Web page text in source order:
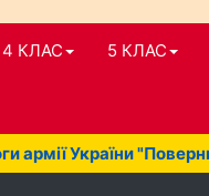
4 КЛАС 5 КЛАС
армії України